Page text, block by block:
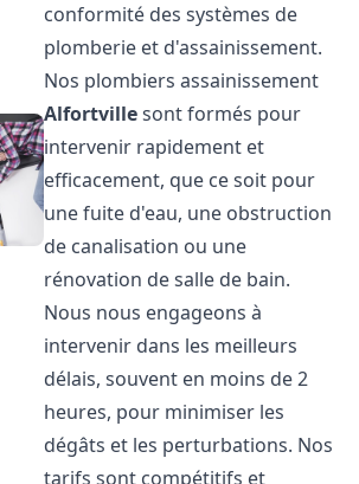
conformité des systèmes de
plomberie et d'assainissement.
Nos plombiers assainissement
Alfortvillesont formés pour
intervenir rapidement et
efficacement, que ce soit pour
une fuite d'eau, une obstruction
de canalisation ou une
rénovation de salle de bain.
Nous nous engageons à
intervenir dans les meilleurs
délais, souvent en moins de 2
heures, pour minimiser les
dégâts et les perturbations. Nos
tarifs sont compétitifs et